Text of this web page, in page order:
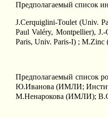
Предполагаемый список
J.Cerquiglini-Toulet (Univ.
Paul Valéry, Montpellier),
Paris, Univ. Paris-I) ; M.Zinc
Предполагаемый
Ю.Иванова (ИМЛИ;
М.Ненарокова (ИМЛИ);